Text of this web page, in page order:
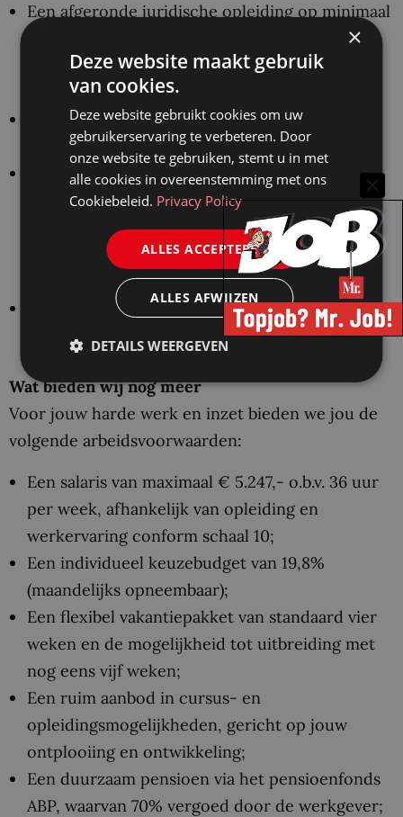
Een afgeronde juridische opleiding op minimaal
Hbo-niveau, bij voorkeur met een specialisatie
in bestuursrecht en/of privacy in een
bestuurlijke context;
Bij voorkeur kennis van of ervaring met het
thema Veiligheid & APV;
Kennis van of aantoonbare affiniteit met het
thema Privacy (in relatie tot AVG en Wet
politiegegevens), of in ieder geval het
enthousiasme om je de kennis op dit gebied
eigen te maken;
Ervaring in het werkveld van bestuursrecht
binnen een overheidsorganisatie.
Wat bieden wij nog meer
Voor jouw harde werk en inzet bieden we jou de
volgende arbeidsvoorwaarden:
Een salaris van maximaal € 5.247,- o.b.v. 36 uur
per week, afhankelijk van opleiding en
werkervaring conform schaal 10;
Een individueel keuzebudget van 19,8%
(maandelijks opneembaar);
Een flexibel vakantiepakket van standaard vier
weken en de mogelijkheid tot uitbreiding met
nog eens vijf weken;
Een ruim aanbod in cursus- en
opleidingsmogelijkheden, gericht op jouw
ontplooiing en ontwikkeling;
Een duurzaam pensioen via het pensioenfonds
ABP, waarvan 70% vergoed door de werkgever;
×
Deze website maakt gebruik
van cookies.
Deze website gebruikt cookies om uw
gebruikerservaring te verbeteren. Door
onze website te gebruiken, stemt u in met
alle cookies in overeenstemming met ons
Cookiebeleid. Privacy Policy
ALLES ACCEPTEREN
ALLES AFWIJZEN
DETAILS WEERGEVEN